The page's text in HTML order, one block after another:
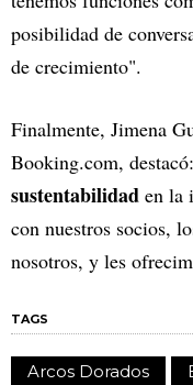
posibilidad de
de crecimiento".
Finalmente, Jimena
Booking.com,
sustentabilidad en la
con nuestros socios,
nosotros, y les
TAGS
Arcos Dorados